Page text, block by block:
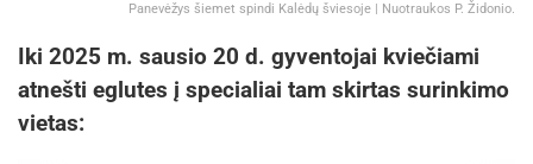
Panevėžys šiemet spindi Kalėdų šviesoje | Nuotraukos P. Židonio.
Iki 2025 m. sausio 20 d. gyventojai kviečiami
atnešti eglutes į specialiai tam skirtas surinkimo
vietas: